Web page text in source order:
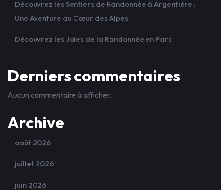
Découvrez les Sentiers de Randonnée à Argentière :
Une Aventure au Cœur des Alpes
Découvrez les Joies de la Randonnée en Parc
Derniers commentaires
Aucun commentaire à afficher.
Archive
août 2026
juillet 2026
juin 2026